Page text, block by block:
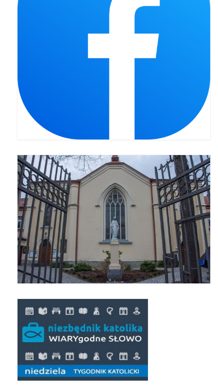
Złoty Jubileusz
Pasterka 2021
Odpust 2021
Kościół Stacyjny Wielkiego Postu 2021
Pierwsza Komunia Święta
Pierwsza Komunia Święta – Grupa 1
Pierwsza Komunia Święta – Grupa 2
Pierwsza Komunia Święta – Grupa 3
Boże Ciało
Galerie 2020
Wizytacja Kanoniczna 21.06.2020
Boże Ciało 2020
GODZINA ŚWIĘTA W ŚWIĘTO